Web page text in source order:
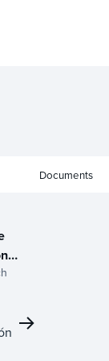
Documents